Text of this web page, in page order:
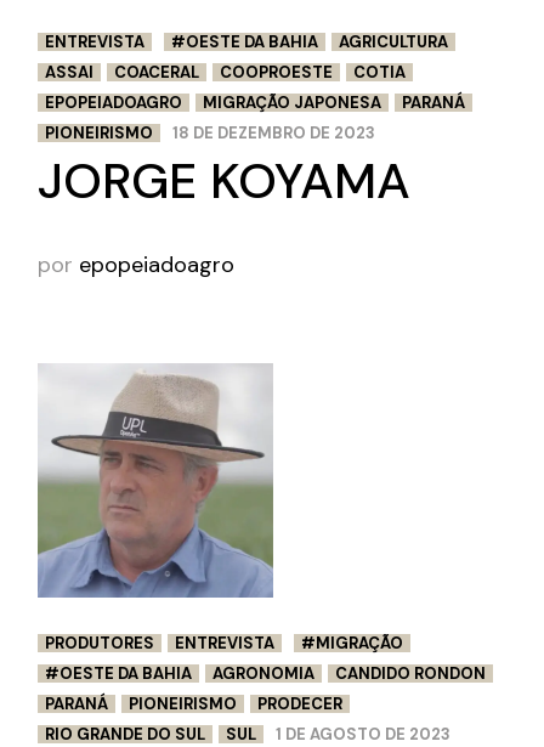
ENTREVISTA #OESTE DA BAHIA
AGRICULTURA
ASSAI
COACERAL COOPROESTE
COTIA
EPOPEIADOAGRO
MIGRAÇÃO JAPONESA
PARANÁ
PIONEIRISMO
18 DE DEZEMBRO DE 2023
JORGE KOYAMA
por epopeiadoagro
PRODUTORES ENTREVISTA
#MIGRAÇÃO
#OESTE DA BAHIA
AGRONOMIA
CANDIDO RONDON
PARANÁ
PIONEIRISMO
PRODECER
RIO GRANDE DO SUL
SUL 1 DE AGOSTO DE 2023